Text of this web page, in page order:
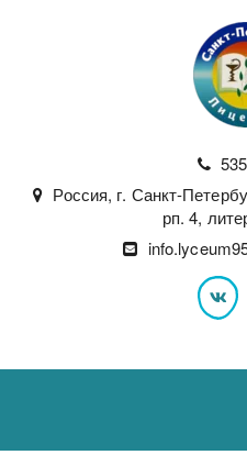
Россия, г. Санкт-
рп. 4,